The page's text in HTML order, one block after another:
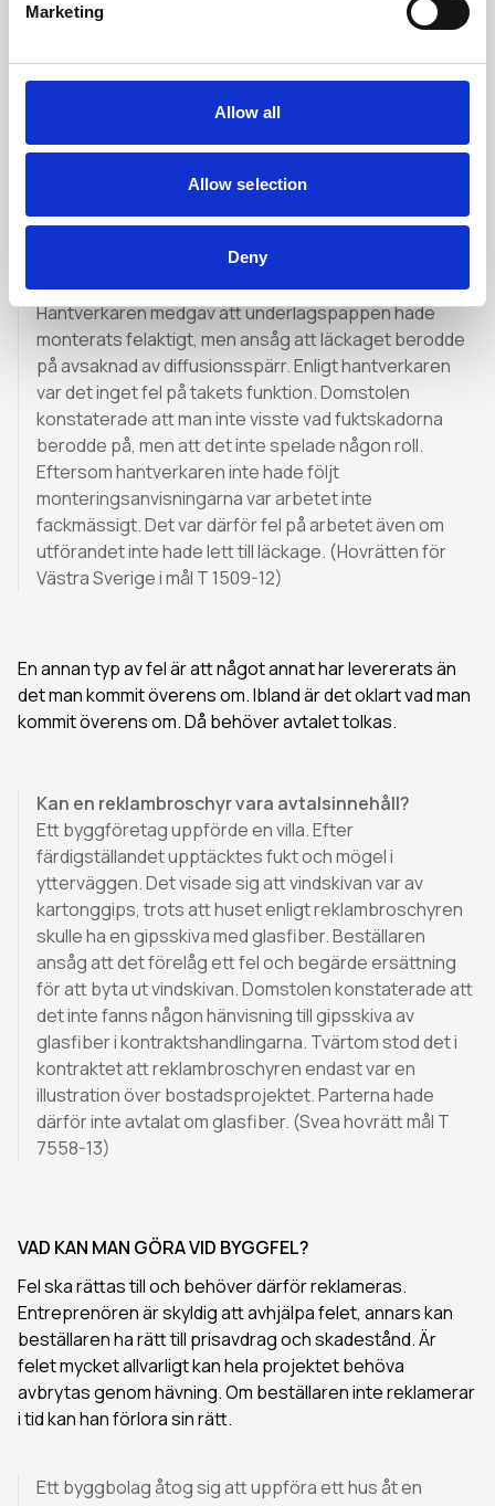
Marketing
Allow all
Allow selection
Deny
En hantverkare anlitades för att lägga om ett tak. Efter
besiktning visade att hantverkaren hade spikat genom
båda lagren av papp med en spikpistol, vilket lett till att
inte heller vikt upp pappen mot vindskivorna. I
monteringsanvisningen stod det att all infästning
skulle ske dolt. Beställaren begärde avdrag på priset.
Hantverkaren medgav att underlagspappen hade
monterats felaktigt, men ansåg att läckaget berodde
på avsaknad av diffusionsspärr. Enligt hantverkaren
var det inget fel på takets funktion. Domstolen
konstaterade att man inte visste vad fuktskadorna
berodde på, men att det inte spelade någon roll.
Eftersom hantverkaren inte hade följt
monteringsanvisningarna var arbetet inte
fackmässigt. Det var därför fel på arbetet även om
utförandet inte hade lett till läckage. (Hovrätten för
Västra Sverige i mål T 1509-12)
En annan typ av fel är att något annat har levererats än
det man kommit överens om. Ibland är det oklart vad man
kommit överens om. Då behöver avtalet tolkas.
Kan en reklambroschyr vara avtalsinnehåll?
Ett byggföretag uppförde en villa. Efter
färdigställandet upptäcktes fukt och mögel i
ytterväggen. Det visade sig att vindskivan var av
kartonggips, trots att huset enligt reklambroschyren
skulle ha en gipsskiva med glasfiber. Beställaren
ansåg att det förelåg ett fel och begärde ersättning
för att byta ut vindskivan. Domstolen konstaterade att
det inte fanns någon hänvisning till gipsskiva av
glasfiber i kontraktshandlingarna. Tvärtom stod det i
kontraktet att reklambroschyren endast var en
illustration över bostadsprojektet. Parterna hade
därför inte avtalat om glasfiber. (Svea hovrätt mål T
7558-13)
VAD KAN MAN GÖRA VID BYGGFEL?
Fel ska rättas till och behöver därför reklameras.
Entreprenören är skyldig att avhjälpa felet, annars kan
beställaren ha rätt till prisavdrag och skadestånd. Är
felet mycket allvarligt kan hela projektet behöva
avbrytas genom hävning. Om beställaren inte reklamerar
i tid kan han förlora sin rätt.
Ett byggbolag åtog sig att uppföra ett hus åt en